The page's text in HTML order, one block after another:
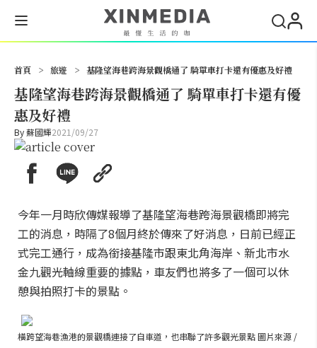
首頁 > 旅遊 > 基隆望海巷跨海景觀橋通了 騎單車打卡還有優惠及好禮
基隆望海巷跨海景觀橋通了 騎單車打卡還有優
惠及好禮
By蘇國輝2021/09/27
今年一月時欣傳媒報導了基隆望海巷跨海景觀橋即將完
工的消息，時隔了8個月終於傳來了好消息，日前已經正
式完工通行，成為銜接基隆市跟東北角海岸、新北市水
金九觀光軸線重要的據點，車友們也將多了一個可以休
憩與拍照打卡的景點。
橫跨望海巷漁港的景觀橋連接了自車道，也串聯了許多觀光景點 圖片來源 /